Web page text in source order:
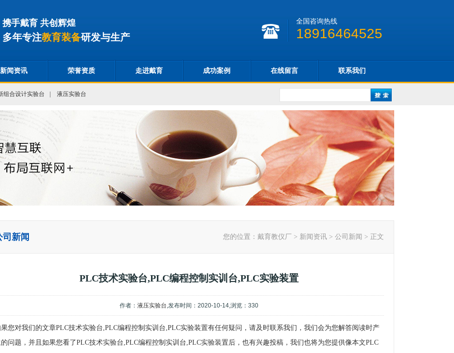
携手戴育 共创辉煌
多年专注教育装备研发与生产
全国咨询热线
18916464525
新闻资讯 荣誉资质 走进戴育 成功案例 在线留言 联系我们
组合设计实验台 液压实验台
司新闻 您的位置： 戴育教仪厂 > 新闻资讯 > 公司新闻 > 正文
PLC技术实验台,PLC编程控制实训台,PLC实验装置
作者： 液压实验台,发布时间：2020-10-14,浏览： 330
您对我们的文章PLC技术实验台,PLC编程控制实训台,PLC实验装置有任何疑问，请及时联系我们，我们会为您解答阅读时产
问题，并且如果您看了PLC技术实验台,PLC编程控制实训台,PLC实验装置后，也有兴趣投稿，我们也将为您提供像本文PLC